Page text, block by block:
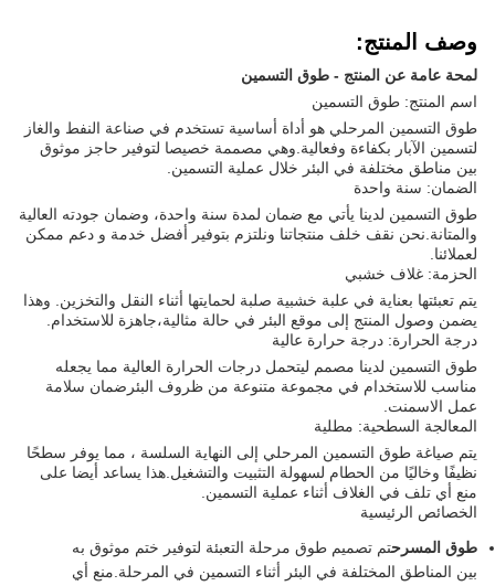
وصف المنتج:
لمحة عامة عن المنتج - طوق التسمين
اسم المنتج: طوق التسمين
طوق التسمين المرحلي هو أداة أساسية تستخدم في صناعة النفط والغاز
لتسمين الآبار بكفاءة وفعالية.وهي مصممة خصيصا لتوفير حاجز موثوق
بين مناطق مختلفة في البئر خلال عملية التسمين.
الضمان: سنة واحدة
طوق التسمين لدينا يأتي مع ضمان لمدة سنة واحدة، وضمان جودته العالية
والمتانة.نحن نقف خلف منتجاتنا ونلتزم بتوفير أفضل خدمة و دعم ممكن
لعملائنا.
الحزمة: غلاف خشبي
يتم تعبئتها بعناية في علبة خشبية صلبة لحمايتها أثناء النقل والتخزين. وهذا
يضمن وصول المنتج إلى موقع البئر في حالة مثالية،جاهزة للاستخدام.
درجة الحرارة: درجة حرارة عالية
طوق التسمين لدينا مصمم ليتحمل درجات الحرارة العالية مما يجعله
مناسب للاستخدام في مجموعة متنوعة من ظروف البئرضمان سلامة
عمل الاسمنت.
المعالجة السطحية: مطلية
يتم صياغة طوق التسمين المرحلي إلى النهاية السلسة ، مما يوفر سطحًا
نظيفًا وخاليًا من الحطام لسهولة التثبيت والتشغيل.هذا يساعد أيضا على
منع أي تلف في الغلاف أثناء عملية التسمين.
الخصائص الرئيسية
طوق المسرحتم تصميم طوق مرحلة التعبئة لتوفير ختم موثوق به
بين المناطق المختلفة في البئر أثناء التسمين في المرحلة.منع أي